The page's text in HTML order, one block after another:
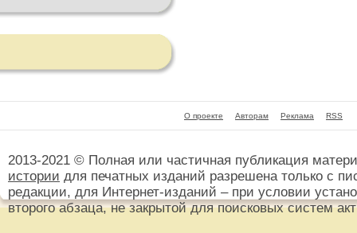
О проекте Авторам Реклама RSS
2013-2021 © Полная или частичная публикация
истории для печатных изданий разрешена только с
редакции, для Интернет-изданий – при условии
второго абзаца, не закрытой для поисковых систем